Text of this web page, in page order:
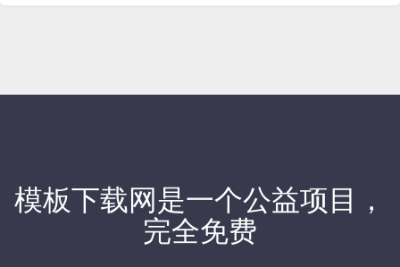
模板下载网是一个公益项目，
完全免费